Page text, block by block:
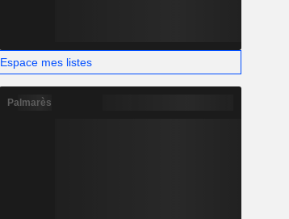
Espace mes listes
Palmarès